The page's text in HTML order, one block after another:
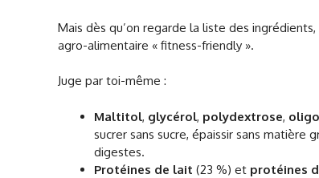
Mais dès qu’on regarde la liste des
agro-alimentaire « fitness-friendly ».
Juge par toi-même :
Maltitol, glycérol, polydextrose,
sucrer sans sucre, épaissir sans matière
digestes.
Protéines de lait (23 %) et protéines